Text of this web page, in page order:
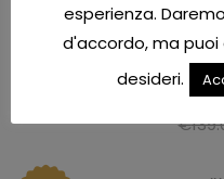
OROLOGIO
€
esperienza.
d'accordo, ma puoi
desideri.